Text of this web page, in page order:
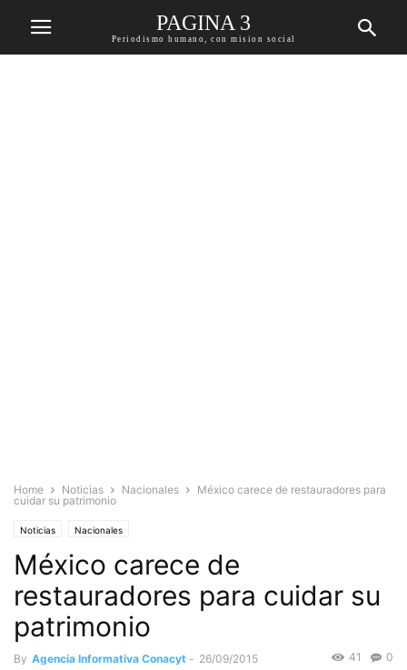
PAGINA 3
Periodismo humano, con mision social
Home Noticias Nacionales
México carece de restauradores para
cuidar su patrimonio
Noticias Nacionales
México carece de
restauradores para cuidar su
patrimonio
By Agencia Informativa Conacyt - 26/09/2015 0
41